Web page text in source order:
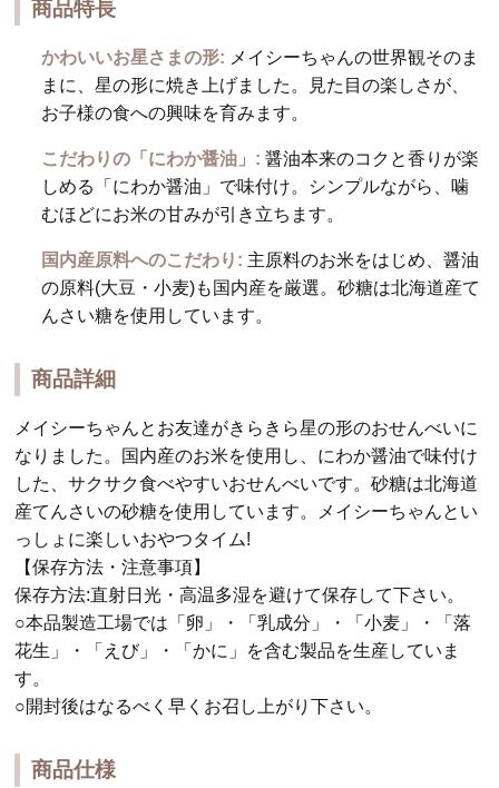
商品特長
かわいいお星さまの形: メイシーちゃんの世界観そのま
まに、星の形に焼き上げました。見た目の楽しさが、
お子様の食への興味を育みます。
こだわりの「にわか醤油」: 醤油本来のコクと香りが楽
しめる「にわか醤油」で味付け。シンプルながら、噛
むほどにお米の甘みが引き立ちます。
国内産原料へのこだわり: 主原料のお米をはじめ、醤油
の原料(大豆・小麦)も国内産を厳選。砂糖は北海道産て
んさい糖を使用しています。
商品詳細
メイシーちゃんとお友達がきらきら星の形のおせんべいに
なりました。国内産のお米を使用し、にわか醤油で味付け
した、サクサク食べやすいおせんべいです。砂糖は北海道
産てんさいの砂糖を使用しています。メイシーちゃんとい
っしょに楽しいおやつタイム!
【保存方法・注意事項】
保存方法:直射日光・高温多湿を避けて保存して下さい。
○本品製造工場では「卵」・「乳成分」・「小麦」・「落
花生」・「えび」・「かに」を含む製品を生産していま
す。
○開封後はなるべく早くお召し上がり下さい。
商品仕様